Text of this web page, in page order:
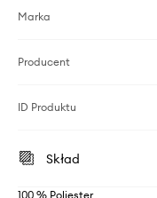
Marka
Producent
ID Produktu
Skład
100 % Poliester